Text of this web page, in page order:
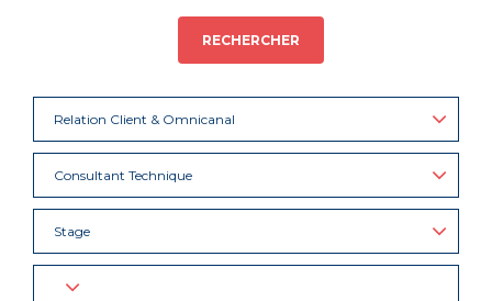
RECHERCHER
Relation Client & Omnicanal
Consultant Technique
Stage